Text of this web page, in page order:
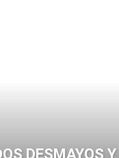
DESMAYOS Y